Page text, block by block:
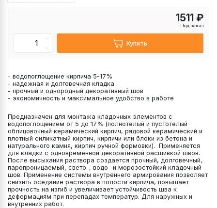
Купить
1511 ₽
Под заказ
- водопоглощение кирпича 5-17%
- надежная и долговечная кладка
- прочный и однородный декоративный шов
- экономичность и максимальное удобство в работе
Предназначен для монтажа кладочных элементов с
водопоглощением от 5 до 17% (полнотелый и пустотелый
облицовочный керамический кирпич, рядовой керамический и
плотный силикатный кирпич, кирпичи или блоки из бетона и
натурального камня, кирпич ручной формовки). Применяется
для кладки с одновременной декоративной расшивкой швов.
После высыхания раствора создается прочный, долговечный,
паропроницаемый, свето-, водо- и морозостойкий кладочный
шов. Применение системы внутреннего армирования позволяет
снизить оседание раствора в полости кирпича, повышает
прочность на изгиб и увеличивает устойчивость шва к
деформациям при перепадах температур. Для наружных и
внутренних работ.